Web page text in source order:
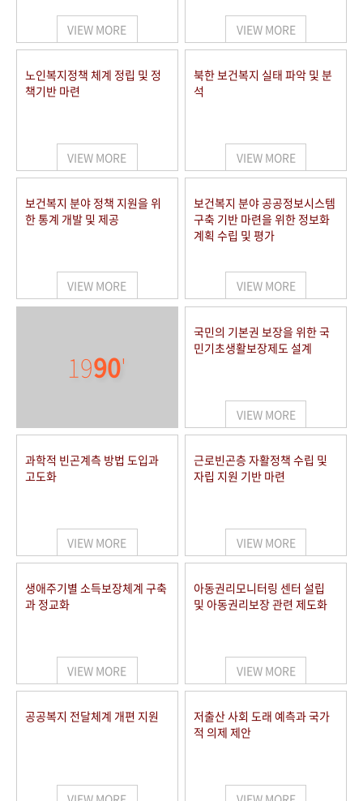
VIEW MORE VIEW MORE
노인복지정책 체계 정립 및 정
책기반 마련
VIEW MORE
북한 보건복지 실태 파악 및 분
석
VIEW MORE
보건복지 분야 정책 지원을 위
한 통계 개발 및 제공
VIEW MORE
보건복지 분야 공공정보시스템
구축 기반 마련을 위한 정보화
계획 수립 및 평가
VIEW MORE
1990'
국민의 기본권 보장을 위한 국
민기초생활보장제도 설계
VIEW MORE
과학적 빈곤계측 방법 도입과
고도화
VIEW MORE
근로빈곤층 자활정책 수립 및
자립 지원 기반 마련
VIEW MORE
생애주기별 소득보장체계 구축
과 정교화
VIEW MORE
아동권리모니터링 센터 설립
및 아동권리보장 관련 제도화
VIEW MORE
공공복지 전달체계 개편 지원
저출산 사회 도래 예측과 국가
적 의제 제안